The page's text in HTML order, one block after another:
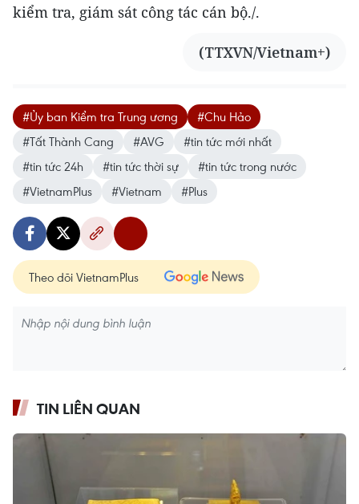
kiểm tra, giám sát công tác cán bộ./.
(TTXVN/Vietnam+)
#Ủy ban Kiểm tra Trung ương
#Chu Hảo
#Tất Thành Cang
#AVG
#tin tức mới nhất
#tin tức 24h
#tin tức thời sự
#tin tức trong nước
#VietnamPlus
#Vietnam #Plus
Theo dõi VietnamPlus
TIN LIÊN QUAN